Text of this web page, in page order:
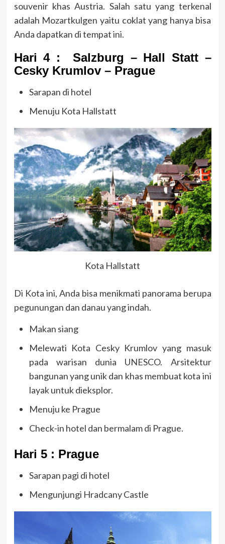
souvenir khas Austria. Salah satu yang terkenal
adalah Mozartkulgen yaitu coklat yang hanya bisa
Anda dapatkan di tempat ini.
Hari 4 : Salzburg – Hall Statt –
Cesky Krumlov – Prague
Sarapan di hotel
Menuju Kota Hallstatt
Kota Hallstatt
Di Kota ini, Anda bisa menikmati panorama berupa
pegunungan dan danau yang indah.
Makan siang
Melewati Kota Cesky Krumlov yang masuk
pada warisan dunia UNESCO. Arsitektur
bangunan yang unik dan khas membuat kota ini
layak untuk dieksplor.
Menuju ke Prague
Check-in hotel dan bermalam di Prague.
Hari 5 : Prague
Sarapan pagi di hotel
Mengunjungi Hradcany Castle